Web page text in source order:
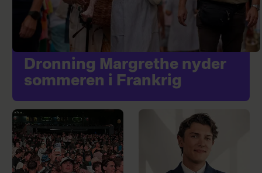
Dronning Margrethe nyder
sommeren i Frankrig